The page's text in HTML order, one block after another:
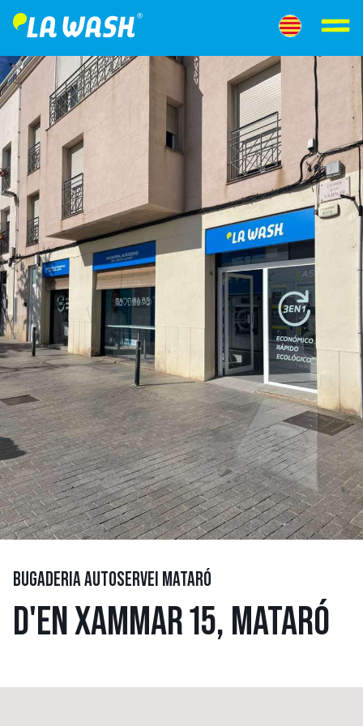
BUGADERIA AUTOSERVEI MATARÓ
D'EN XAMMAR 15, MATARÓ